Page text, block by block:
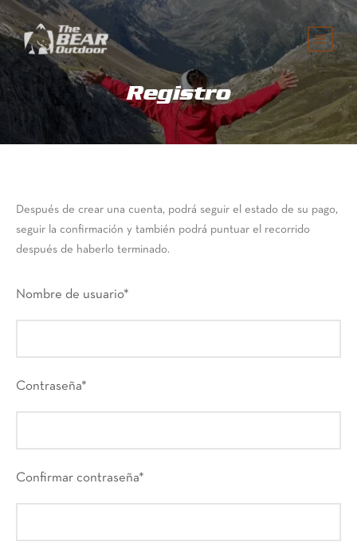
Registro
Después de crear una cuenta, podrá seguir el estado de su pago,
seguir la confirmación y también podrá puntuar el recorrido
después de haberlo terminado.
Nombre de usuario*
Contraseña*
Confirmar contraseña*